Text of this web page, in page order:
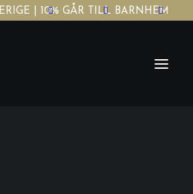
| 10% GÅR TILL BARNHEM
t shirt